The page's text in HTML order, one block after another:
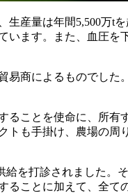
産量は年間5,500万
ます。また、血圧
商によるものでし
ことを使命に、所
も手掛け、農場の
給を打診されました
ことに加えて、全